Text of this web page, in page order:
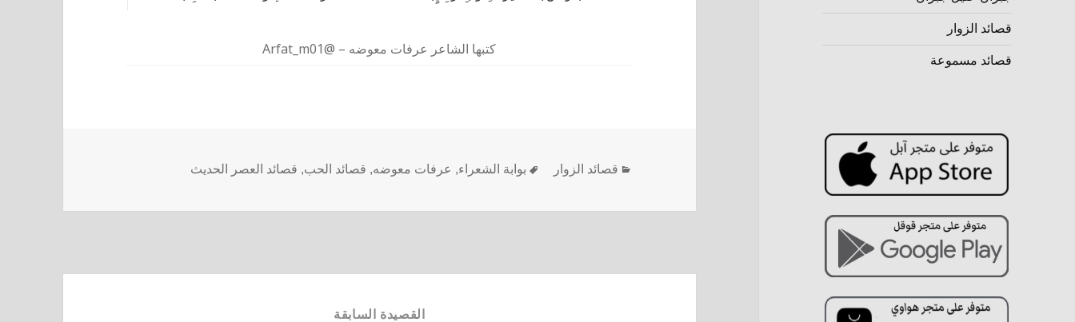
قصائد الزوار
قصائد مسموعة
كتبها الشاعر عرفات معوضه – @Arfat_m01
قصائد الزوار بوابة الشعراء, عرفات معوضه, قصائد الحب, قصائد العصر الحديث
القصيدة السابقة